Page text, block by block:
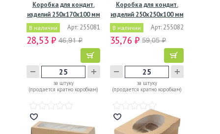
Коробка для кондит.
изделий 250х170х100 мм
с…
В наличии Арт: 255081
28,53 ₽ 46,91 ₽
за штуку
(продается кратно коробкам)
Коробка для кондит.
изделий 250х250х100 мм
с…
В наличии Арт: 255082
35,76 ₽ 59,05 ₽
за штуку
(продается кратно коробкам)